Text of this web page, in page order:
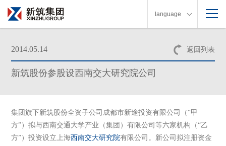
language
返回列表
2014.05.14
新筑股份参股设西南交大研究院公司
集团旗下新筑股份全资子公司成都市新途投资有限公司（“甲
方”）拟与西南交通大学产业（集团）有限公司等六家机构（“乙
方”）投资设立上海西南交大研究院有限公司。新公司拟注册资金